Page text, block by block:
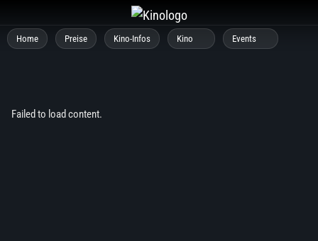
Inhalt
springen
Home Preise Kino-Infos Kino Events
Failed to load content.